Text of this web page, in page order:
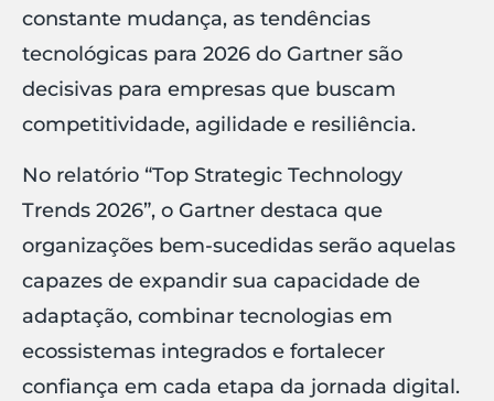
constante mudança, as tendências
tecnológicas para 2026 do Gartner são
decisivas para empresas que buscam
competitividade, agilidade e resiliência.
No relatório “Top Strategic Technology
Trends 2026”, o Gartner destaca que
organizações bem-sucedidas serão aquelas
capazes de expandir sua capacidade de
adaptação, combinar tecnologias em
ecossistemas integrados e fortalecer
confiança em cada etapa da jornada digital.